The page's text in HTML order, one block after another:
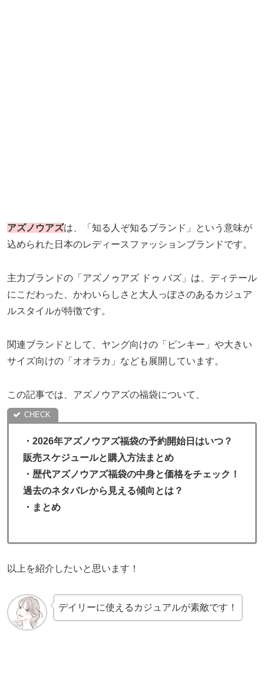
アズノウアズは、「知る人ぞ知るブランド」という意味が
込められた日本のレディースファッションブランドです。
主力ブランドの「アズノゥアズ ドゥ バズ」は、ディテール
にこだわった、かわいらしさと大人っぽさのあるカジュア
ルスタイルが特徴です。
関連ブランドとして、ヤング向けの「ピンキー」や大きい
サイズ向けの「オオラカ」なども展開しています。
この記事では、アズノウアズの福袋について、
・ 2026年アズノウアズ福袋の予約開始日はいつ？
販売スケジュールと購入方法まとめ
・歴代アズノウアズ福袋の中身と価格をチェック！
過去のネタバレから見える傾向とは？
・ まとめ
以上を紹介したいと思います！
デイリーに使えるカジュアルが素敵です！